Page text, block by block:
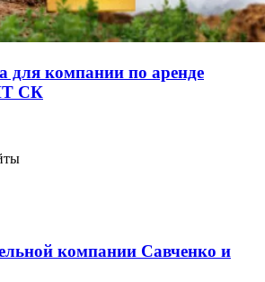
для компании по аренде
СК
компании Савченко и